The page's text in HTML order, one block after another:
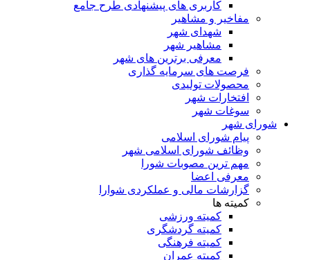
کاربری های پیشنهادی طرح جامع
مفاخیر و مشاهیر
شهدای شهر
مشاهیر شهر
معرفی برترین های شهر
فرصت های سرمایه گذاری
محصولات تولیدی
افتخارات شهر
سوغات شهر
شورای شهر
پیام شورای اسلامی
وظائف شورای اسلامی شهر
مهم ترین مصوبات شورا
معرفی اعضا
گزارشات مالی و عملکردی شوارا
کمیته ها
کمیته ورزشی
کمیته گردشگری
کمیته فرهنگی
کمیته عمران